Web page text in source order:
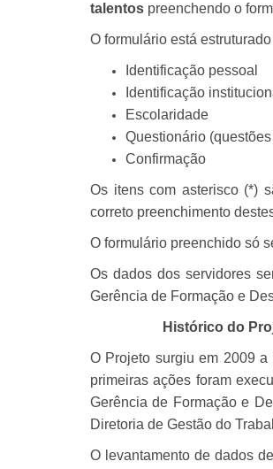
talentos preenchendo o
O formulário está
Identificação pessoal
Identificação
Escolaridade
Questionário
Confirmação
Os itens com asterisco (*)
correto preenchimento
O formulário preenchido só
Os dados dos servidores
Gerência de Formação e
Histórico do
O Projeto surgiu em 2009
primeiras ações foram
Gerência de Formação e
Diretoria de Gestão do
O levantamento de dados